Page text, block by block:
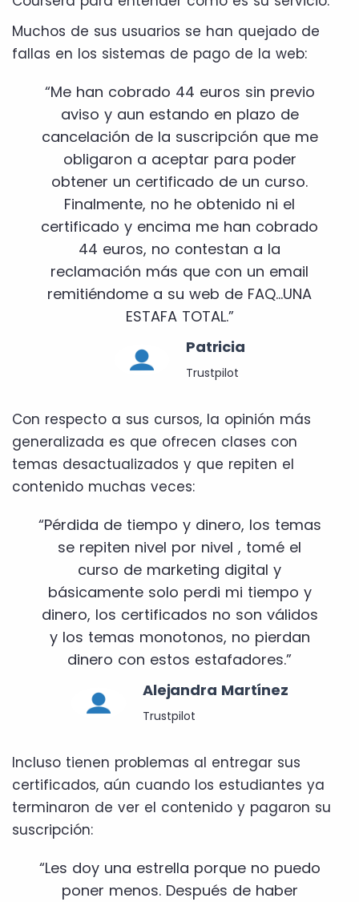
Muchos de sus usuarios se han quejado de
fallas en los sistemas de pago de la web:
“Me han cobrado 44 euros sin previo
aviso y aun estando en plazo de
cancelación de la suscripción que me
obligaron a aceptar para poder
obtener un certificado de un curso.
Finalmente, no he obtenido ni el
certificado y encima me han cobrado
44 euros, no contestan a la
reclamación más que con un email
remitiéndome a su web de FAQ...UNA
ESTAFA TOTAL.”
Patricia
Trustpilot
Con respecto a sus cursos, la opinión más
generalizada es que ofrecen clases con
temas desactualizados y que repiten el
contenido muchas veces:
“Pérdida de tiempo y dinero, los temas
se repiten nivel por nivel , tomé el
curso de marketing digital y
básicamente solo perdi mi tiempo y
dinero, los certificados no son válidos
y los temas monotonos, no pierdan
dinero con estos estafadores.”
Alejandra Martínez
Trustpilot
Incluso tienen problemas al entregar sus
certificados, aún cuando los estudiantes ya
terminaron de ver el contenido y pagaron su
suscripción:
“Les doy una estrella porque no puedo
poner menos. Después de haber